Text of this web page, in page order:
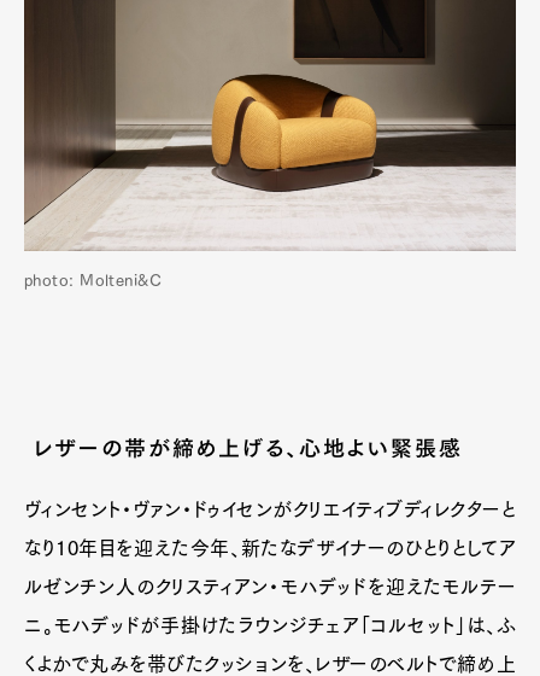
photo: Molteni&C
レザーの帯が締め上げる、心地よい緊張感
ヴィンセント・ヴァン・ドゥイセンがクリエイティブディレクターと
なり10年目を迎えた今年、新たなデザイナーのひとりとしてア
ルゼンチン人のクリスティアン・モハデッドを迎えたモルテー
ニ。モハデッドが手掛けたラウンジチェア「コルセット」は、ふ
くよかで丸みを帯びたクッションを、レザーのベルトで締め上